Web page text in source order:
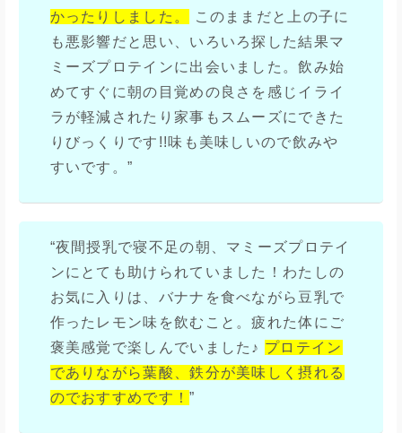
かったりしました。
このままだと上の子に
も悪影響だと思い、いろいろ探した結果マ
ミーズプロテインに出会いました。飲み始
めてすぐに朝の目覚めの良さを感じイライ
ラが軽減されたり家事もスムーズにできた
りびっくりです!!味も美味しいので飲みや
すいです。”
“夜間授乳で寝不足の朝、マミーズプロテイ
ンにとても助けられていました！わたしの
お気に入りは、バナナを食べながら豆乳で
作ったレモン味を飲むこと。疲れた体にご
褒美感覚で楽しんでいました♪ プロテイン
でありながら葉酸、鉄分が美味しく摂れる
のでおすすめです！”